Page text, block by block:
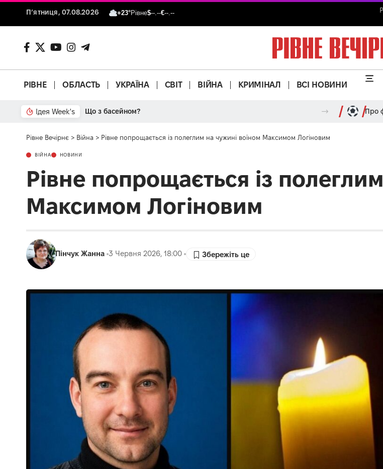
П’ятниця, 07.08.2026 +23°Рівне$--.--€--.--
РІВНЕ ОБЛАСТЬ УКРАЇНА СВІТ ВІЙНА КРИМІНАЛ ВСІ НОВИНИ
Ідея Week's Що з басейном? Про
Рівне Вечірнє > Війна > Рівне попрощається із полеглим на чужині воїном Максимом Логіновим
ВІЙНА НОВИНИ
Рівне попрощається із
Максимом Логіновим
Пінчук Жанна 3 Червня 2026, 18:00